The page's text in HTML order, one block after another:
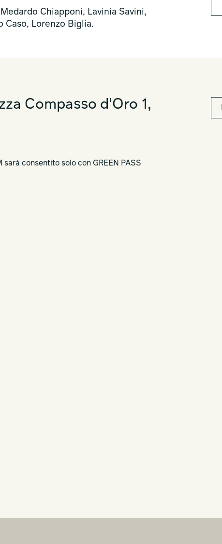
Chiapponi, Lavinia Savini,
Caso, Lorenzo Biglia.
Compasso d'Oro 1,
sarà consentito solo con GREEN PASS